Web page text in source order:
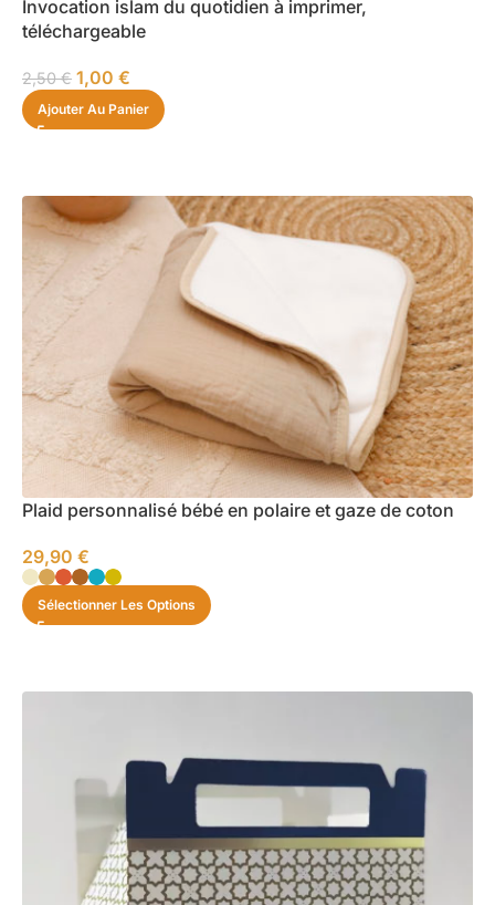
Invocation islam du quotidien à imprimer,
téléchargeable
2,50€ 1,00 €
Ajouter Au Panier
Plaid personnalisé bébé en polaire et gaze de coton
29,90 €
Sélectionner Les Options